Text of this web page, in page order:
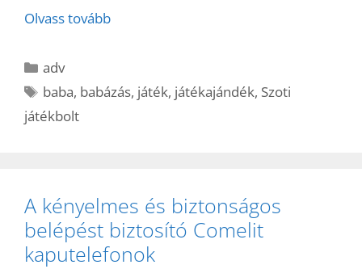
Olvass tovább
Kategória
adv
Címkék
baba, babázás, játék, játékajándék, Szoti
játékbolt
A kényelmes és biztonságos
belépést biztosító Comelit
kaputelefonok